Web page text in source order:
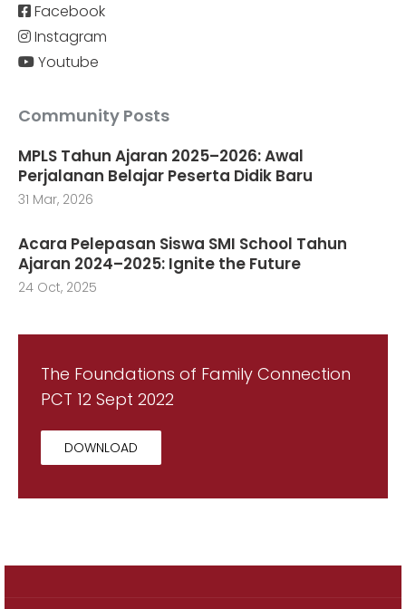
Facebook
Instagram
Youtube
Community Posts
MPLS Tahun Ajaran 2025–2026: Awal
Perjalanan Belajar Peserta Didik Baru
31 Mar, 2026
Acara Pelepasan Siswa SMI School Tahun
Ajaran 2024–2025: Ignite the Future
24 Oct, 2025
The Foundations of Family Connection
PCT 12 Sept 2022
DOWNLOAD